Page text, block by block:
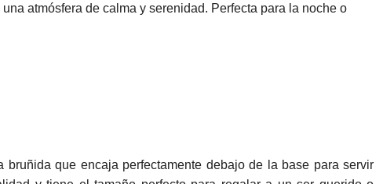
atmósfera de calma y serenidad. Perfecta para la noche o
que encaja perfectamente debajo de la base para servir